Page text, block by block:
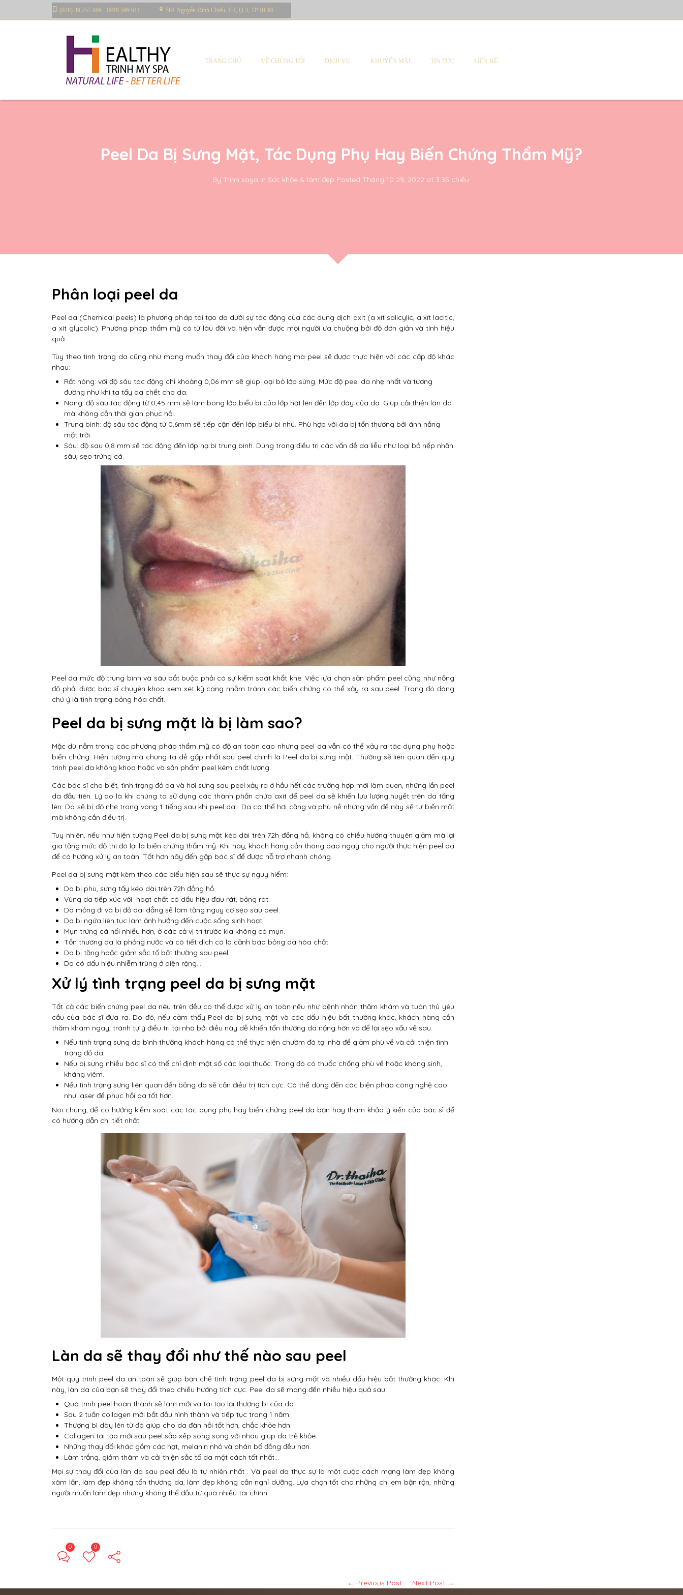
(028) 39.257.886 - 0918.599.611 564 Nguyễn Đình Chiểu, P.4, Q.3, TP.HCM
TRANG CHỦ VỀ CHÚNG TÔI DỊCH VỤ KHUYẾN MÃI TIN TỨC LIÊN HỆ
Peel Da Bị Sưng Mặt, Tác Dụng Phụ Hay Biến Chứng Thẩm Mỹ?
By Trinh saya in Sức khỏe & làm đẹp Posted Tháng 10 29, 2022 at 3:35 chiều
Phân loại peel da
Peel da (Chemical peels) là phương pháp tái tạo da dưới sự tác động của các dung dịch axit (a xít salicylic, a xít lacitic,
a xít glycolic). Phương pháp thẩm mỹ có từ lâu đời và hiện vẫn được mọi người ưa chuộng bởi độ đơn giản và tính hiệu
quả.
Tùy theo tình trạng da cũng như mong muốn thay đổi của khách hàng mà peel sẽ được thực hiện với các cấp độ khác
nhau:
Rất nông: với độ sâu tác động chỉ khoảng 0,06 mm sẽ giúp loại bỏ lớp sừng. Mức độ peel da nhẹ nhất và tương
đương như khi ta tẩy da chết cho da.
Nông: độ sâu tác động từ 0,45 mm sẽ làm bong lớp biểu bì của lớp hạt lên đến lớp đáy của da. Giúp cải thiện làn da
mà không cần thời gian phục hồi.
Trung bình: độ sâu tác động từ 0,6mm sẽ tiếp cận đến lớp biểu bì nhú. Phù hợp với da bị tổn thương bởi ánh nắng
mặt trời.
Sâu: độ sau 0,8 mm sẽ tác động đến lớp hạ bì trung bình. Dùng trong điều trị các vấn đề da liễu như loại bỏ nếp nhăn
sâu, sẹo trứng cá.
Peel da mức độ trung bình và sâu bắt buộc phải có sự kiểm soát khắt khe. Việc lựa chọn sản phẩm peel cũng như nồng
độ phải được bác sĩ chuyên khoa xem xét kỹ càng nhằm tránh các biến chứng có thể xảy ra sau peel. Trong đó đáng
chú ý là tình trạng bỏng hóa chất.
Peel da bị sưng mặt là bị làm sao?
Mặc dù nằm trong các phương pháp thẩm mỹ có độ an toàn cao nhưng peel da vẫn có thể xảy ra tác dụng phụ hoặc
biến chứng. Hiện tượng mà chúng ta dễ gặp nhất sau peel chính là Peel da bị sưng mặt. Thường sẽ liên quan đến quy
trình peel da không khoa hoặc và sản phẩm peel kém chất lượng.
Các bác sĩ cho biết, tình trạng đỏ da và hơi sưng sau peel xảy ra ở hầu hết các trường hợp mới làm quen, những lần peel
da đầu tiên. Lý do là khi chúng ta sử dụng các thành phần chứa axit để peel da sẽ khiến lưu lượng huyết trên da tăng
lên. Da sẽ bị đỏ nhẹ trong vòng 1 tiếng sau khi peel da. Da có thể hơi căng và phù nề nhưng vấn đề này sẽ tự biến mất
mà không cần điều trị.
Tuy nhiên, nếu như hiện tượng Peel da bị sưng mặt kéo dài trên 72h đồng hồ, không có chiều hướng thuyên giảm mà lại
gia tăng mức độ thì đó lại là biến chứng thẩm mỹ. Khi này, khách hàng cần thông báo ngay cho người thực hiện peel da
để có hướng xử lý an toàn. Tốt hơn hãy đến gặp bác sĩ để được hỗ trợ nhanh chóng.
Peel da bị sưng mặt kèm theo các biểu hiện sau sẽ thực sự nguy hiểm:
Da bị phù, sưng tấy kéo dài trên 72h đồng hồ.
Vùng da tiếp xúc với hoạt chất có dấu hiệu đau rát, bỏng rát.
Da mỏng đi và bị đỏ dai dẳng sẽ làm tăng nguy cơ sẹo sau peel.
Da bị ngứa liên tục làm ảnh hưởng đến cuộc sống sinh hoạt.
Mụn trứng cá nổi nhiều hơn, ở các cả vị trí trước kia không có mụn.
Tổn thương da là phỏng nước và có tiết dịch có là cảnh báo bỏng da hóa chất.
Da bị tăng hoặc giảm sắc tố bất thường sau peel.
Da có dấu hiệu nhiễm trùng ở diện rộng…
Xử lý tình trạng peel da bị sưng mặt
Tất cả các biến chứng peel da nêu trên đều có thể được xử lý an toàn nếu như bệnh nhân thăm khám và tuân thủ yêu
cầu của bác sĩ đưa ra. Do đó, nếu cảm thấy Peel da bị sưng mặt và các dấu hiệu bất thường khác, khách hàng cần
thăm khám ngay, tránh tự ý điều trị tại nhà bởi điều này dễ khiến tổn thương da nặng hơn và để lại sẹo xấu về sau.
Nếu tình trạng sưng da bình thường khách hàng có thể thực hiện chườm đá tại nhà để giảm phù về và cải thiện tình
trạng đỏ da.
Nếu bị sưng nhiều bác sĩ có thể chỉ định một số các loại thuốc. Trong đó có thuốc chống phù về hoặc kháng sinh,
kháng viêm.
Nếu tình trạng sưng liên quan đến bỏng da sẽ cần điều trị tích cực. Có thể dùng đến các biện pháp công nghệ cao
như laser để phục hồi da tốt hơn.
Nói chung, để có hướng kiểm soát các tác dụng phụ hay biến chứng peel da bạn hãy tham khảo ý kiến của bác sĩ để
có hướng dẫn chi tiết nhất.
Làn da sẽ thay đổi như thế nào sau peel
Một quy trình peel da an toàn sẽ giúp bạn chế tình trạng peel da bị sưng mặt và nhiều dấu hiệu bất thường khác. Khi
này, làn da của bạn sẽ thay đổi theo chiều hướng tích cực. Peel da sẽ mang đến nhiều hiệu quả sau:
Quá trình peel hoàn thành sẽ làm mới và tái tạo lại thượng bì của da.
Sau 2 tuần collagen mới bắt đầu hình thành và tiếp tục trong 1 năm.
Thượng bì dày lên từ đó giúp cho da đàn hồi tốt hơn, chắc khỏe hơn.
Collagen tái tạo mới sau peel sắp xếp song song với nhau giúp da trẻ khỏe.
Những thay đổi khác gồm các hạt, melanin nhỏ và phân bố đồng đều hơn.
Làm trắng, giảm thâm và cải thiện sắc tố da một cách tốt nhất…
Mọi sự thay đổi của làn da sau peel đều là tự nhiên nhất . Và peel da thực sự là một cuộc cách mạng làm đẹp không
xâm lấn, làm đẹp không tổn thương da, làm đẹp không cần nghỉ dưỡng. Lựa chọn tốt cho những chị em bận rộn, những
người muốn làm đẹp nhưng không thể đầu tư quá nhiều tài chính.
0 0
← Previous Post Next Post →